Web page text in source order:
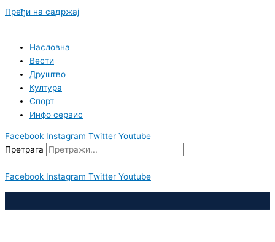
Пређи на садржај
Насловна
Вести
Друштво
Култура
Спорт
Инфо сервис
Facebook Instagram Twitter Youtube
Претрага
Facebook Instagram Twitter Youtube